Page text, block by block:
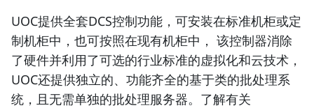
UOC提供全套DCS控制功能，可安装在标准机柜或定
制机柜中，也可按照在现有机柜中， 该控制器消除
了硬件并利用了可选的行业标准的虚拟化和云技术，
UOC还提供独立的、功能齐全的基于类的批处理系
统，且无需单独的批处理服务器。了解有关